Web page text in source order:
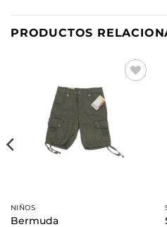
PRODUCTOS
NIÑOS
Bermuda